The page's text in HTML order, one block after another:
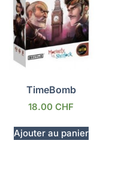
TimeBomb
18.00 CHF
Ajouter au panier